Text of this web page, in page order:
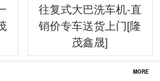
往复式大巴洗车机-直
销价专车送货上门[隆
茂鑫晟]
MORE